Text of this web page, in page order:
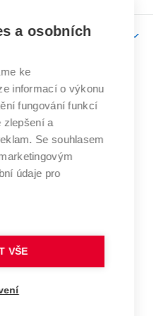
učení
technické
Brně
a osobních
ke
informací o výkonu
fungování funkcí
zlepšení a
Se souhlasem
údaje pro
VŠE